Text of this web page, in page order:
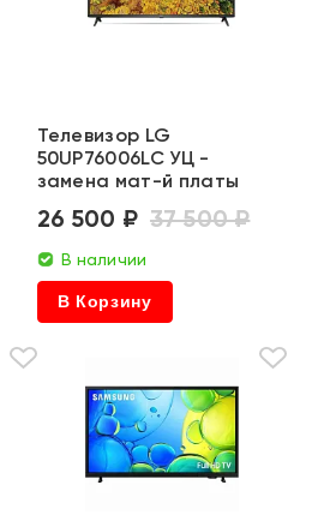
Телевизор LG
50UP76006LC УЦ -
замена мат-й платы
26 500 ₽ 37 500 ₽
В наличии
В Корзину